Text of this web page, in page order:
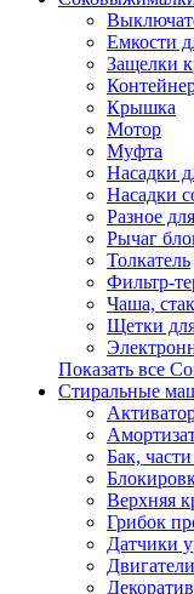
Емкости
Защелки
Крышка
Мотор
Муфта
Насадки
Насадки
Разное
Рычаг
Толкатель
Фильтр-
Чаша,
Щетки
Показать все
Стиральные
Бак,
Верхняя
Грибок
Датчики
Двигатели